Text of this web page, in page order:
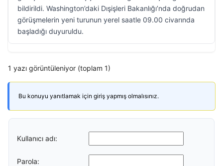
bildirildi. Washington’daki Dışişleri Bakanlığı’nda doğrudan
görüşmelerin yeni turunun yerel saatle 09.00 civarında
başladığı duyuruldu.
1 yazı görüntüleniyor (toplam 1)
Bu konuyu yanıtlamak için giriş yapmış olmalısınız.
Kullanıcı adı:
Parola: